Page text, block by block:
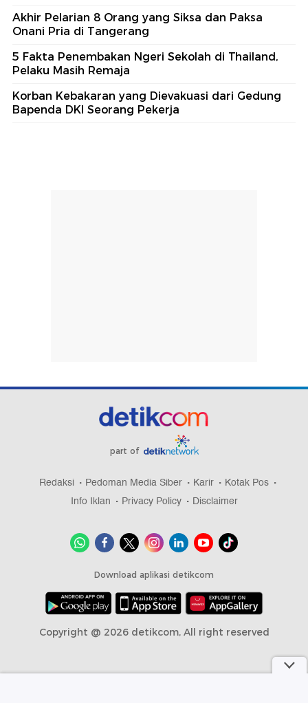
Akhir Pelarian 8 Orang yang Siksa dan Paksa
Onani Pria di Tangerang
5 Fakta Penembakan Ngeri Sekolah di Thailand,
Pelaku Masih Remaja
Korban Kebakaran yang Dievakuasi dari Gedung
Bapenda DKI Seorang Pekerja
part of
Redaksi Pedoman Media Siber Karir
Kotak Pos
Info Iklan
Privacy Policy Disclaimer
Download aplikasi detikcom
Copyright @ 2026 detikcom, All right reserved